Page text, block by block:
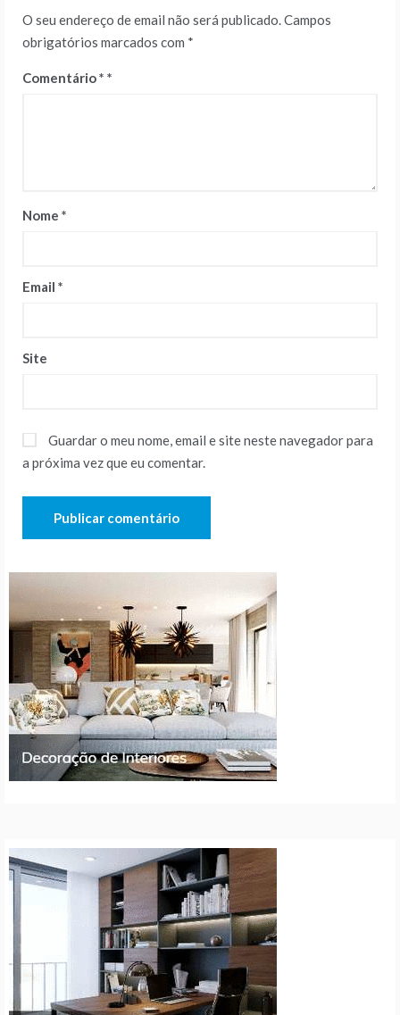
O seu endereço de email não será publicado.Campos
obrigatórios marcados com *
Comentário*
Nome *
Email *
Site
Guardar o meu nome, email e site neste navegador para
a próxima vez que eu comentar.